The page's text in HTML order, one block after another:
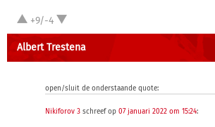
+9/-4
Albert Trestena
open/sluit de onderstaande quote:
Nikiforov 3 schreef op 07 januari 2022 om 15:24: